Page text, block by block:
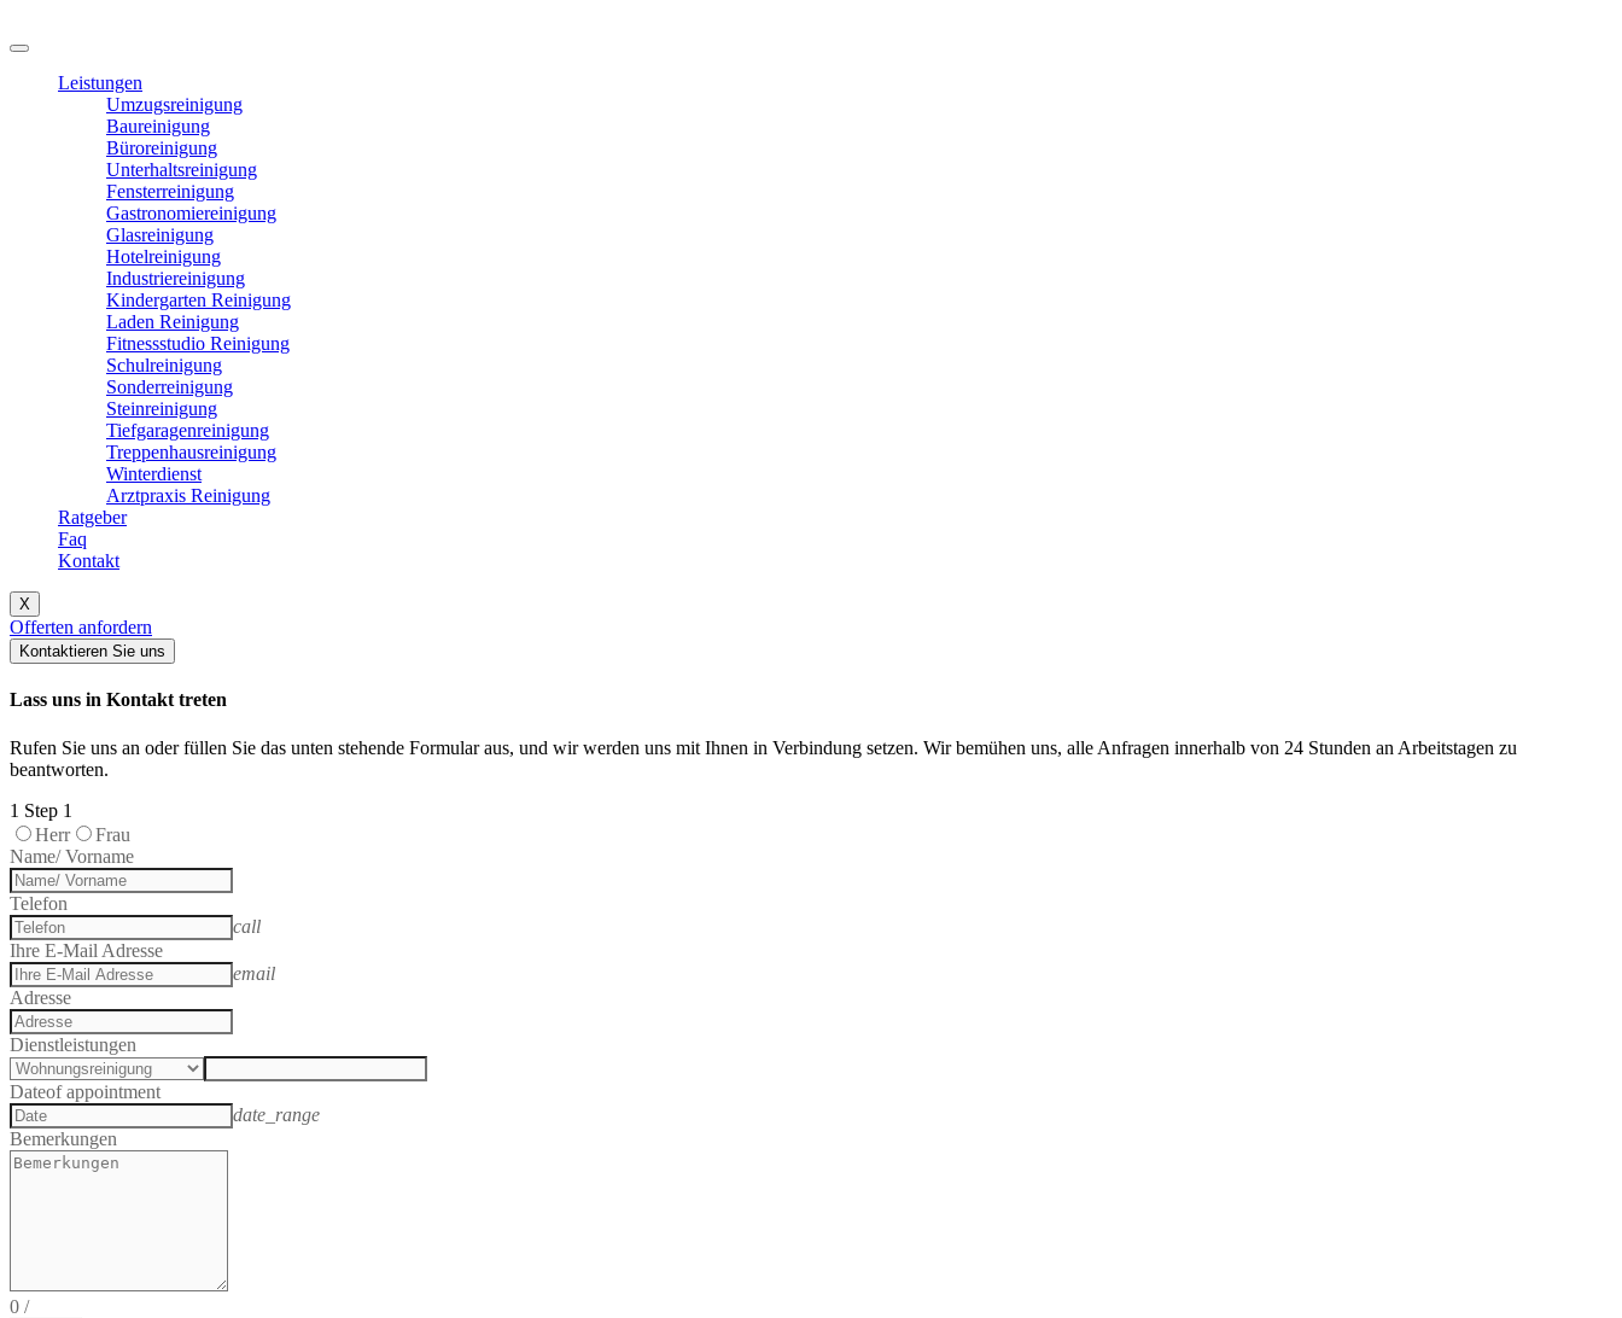
Leistungen
Umzugsreinigung
Baureinigung
Büroreinigung
Unterhaltsreinigung
Fensterreinigung
Gastronomiereinigung
Glasreinigung
Hotelreinigung
Industriereinigung
Kindergarten Reinigung
Laden Reinigung
Fitnessstudio Reinigung
Schulreinigung
Sonderreinigung
Steinreinigung
Tiefgaragenreinigung
Treppenhausreinigung
Winterdienst
Arztpraxis Reinigung
Ratgeber
Faq
Kontakt
X
Offerten anfordern
Kontaktieren Sie uns
Lass uns in Kontakt treten
Rufen Sie uns an oder füllen Sie das unten stehende Formular aus, und wir werden uns mit Ihnen in Verbindung setzen. Wir bemühen uns, alle Anfragen innerhalb von 24 Stunden an Arbeitstagen zu
beantworten.
1 Step 1
Herr
Frau
Name/ Vorname
Telefon
call
Ihre E-Mail Adresse
email
Adresse
Dienstleistungen
Dateof appointment
date_range
Bemerkungen
0 /